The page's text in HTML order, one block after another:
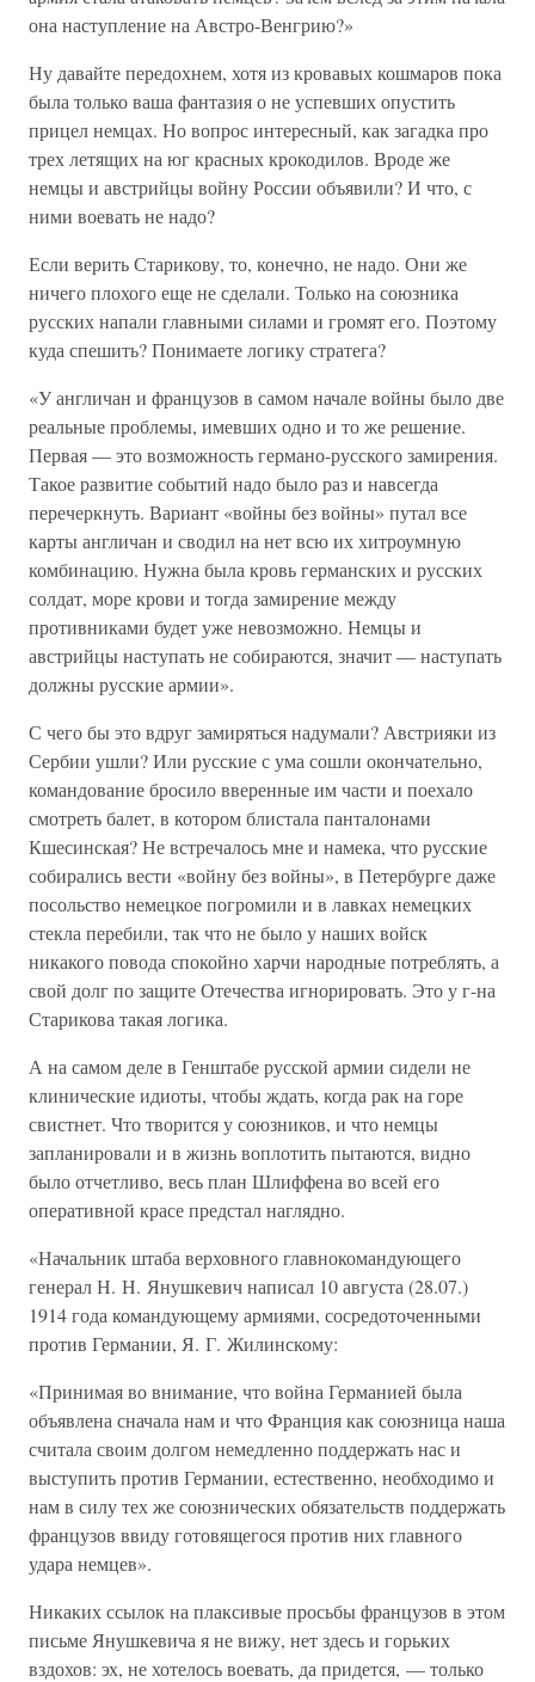
она наступление на Австро-Венгрию?»
Ну давайте передохнем, хотя из кровавых кошмаров пока
была только ваша фантазия о не успевших опустить
прицел немцах. Но вопрос интересный, как загадка про
трех летящих на юг красных крокодилов. Вроде же
немцы и австрийцы войну России объявили? И что, с
ними воевать не надо?
Если верить Старикову, то, конечно, не надо. Они же
ничего плохого еще не сделали. Только на союзника
русских напали главными силами и громят его. Поэтому
куда спешить? Понимаете логику стратега?
«У англичан и французов в самом начале войны было две
реальные проблемы, имевших одно и то же решение.
Первая — это возможность германо-русского замирения.
Такое развитие событий надо было раз и навсегда
перечеркнуть. Вариант «войны без войны» путал все
карты англичан и сводил на нет всю их хитроумную
комбинацию. Нужна была кровь германских и русских
солдат, море крови и тогда замирение между
противниками будет уже невозможно. Немцы и
австрийцы наступать не собираются, значит — наступать
должны русские армии».
С чего бы это вдруг замиряться надумали? Австрияки из
Сербии ушли? Или русские с ума сошли окончательно,
командование бросило вверенные им части и поехало
смотреть балет, в котором блистала панталонами
Кшесинская? Не встречалось мне и намека, что русские
собирались вести «войну без войны», в Петербурге даже
посольство немецкое погромили и в лавках немецких
стекла перебили, так что не было у наших войск
никакого повода спокойно харчи народные потреблять, а
свой долг по защите Отечества игнорировать. Это у г-на
Старикова такая логика.
А на самом деле в Генштабе русской армии сидели не
клинические идиоты, чтобы ждать, когда рак на горе
свистнет. Что творится у союзников, и что немцы
запланировали и в жизнь воплотить пытаются, видно
было отчетливо, весь план Шлиффена во всей его
оперативной красе предстал наглядно.
«Начальник штаба верховного главнокомандующего
генерал Н. Н. Янушкевич написал 10 августа (28.07.)
1914 года командующему армиями, сосредоточенными
против Германии, Я. Г. Жилинскому:
«Принимая во внимание, что война Германией была
объявлена сначала нам и что Франция как союзница наша
считала своим долгом немедленно поддержать нас и
выступить против Германии, естественно, необходимо и
нам в силу тех же союзнических обязательств поддержать
французов ввиду готовящегося против них главного
удара немцев».
Никаких ссылок на плаксивые просьбы французов в этом
письме Янушкевича я не вижу, нет здесь и горьких
вздохов: эх, не хотелось воевать, да придется, — только